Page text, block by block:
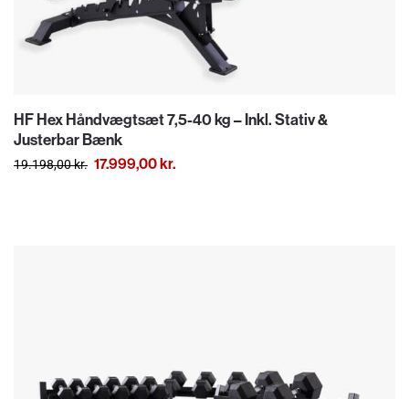
HF Hex Håndvægtsæt 7,5-40 kg – Inkl. Stativ &
Justerbar Bænk
19.198,00kr. 17.999,00kr.